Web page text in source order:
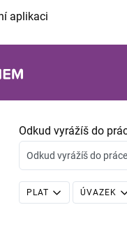
aplikaci
Odkud vyrážíš do
Odkud vyrážíš do
PLAT ÚVAZEK